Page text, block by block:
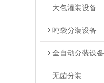
大包灌装设备
吨袋分装设备
全自动分装设备
无菌分装